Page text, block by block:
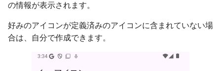
の情報が表示されます。
好みのアイコンが定義済みのアイコンに含まれていない場
合は、自分で作成できます。